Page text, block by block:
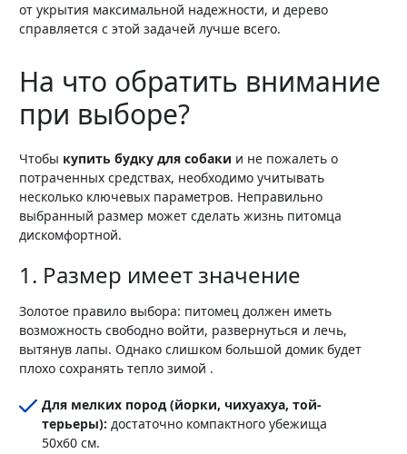
от укрытия максимальной надежности, и дерево
справляется с этой задачей лучше всего.
На что обратить внимание
при выборе?
Чтобы купить будку для собаки и не пожалеть о
потраченных средствах, необходимо учитывать
несколько ключевых параметров. Неправильно
выбранный размер может сделать жизнь питомца
дискомфортной.
1. Размер имеет значение
Золотое правило выбора: питомец должен иметь
возможность свободно войти, развернуться и лечь,
вытянув лапы. Однако слишком большой домик будет
плохо сохранять тепло зимой .
Для мелких пород (йорки, чихуахуа, той-
терьеры): достаточно компактного убежища
50x60 см.